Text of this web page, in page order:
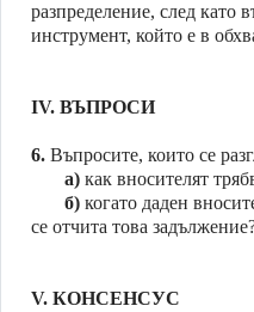
разпределение, след като
инструмент, който е в
IV. ВЪПРОСИ
6. Въпросите, които се
а) как вносителят
б) когато даден
се отчита това
V. КОНСЕНСУС